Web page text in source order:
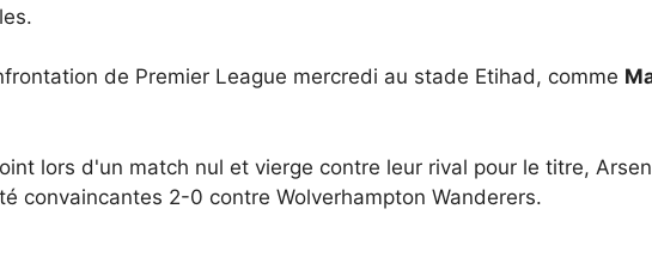
de Premier League mercredi au stade Etihad, comme
lors d'un match nul et vierge contre leur rival pour le titre,
convaincantes 2-0 contre Wolverhampton Wanderers.